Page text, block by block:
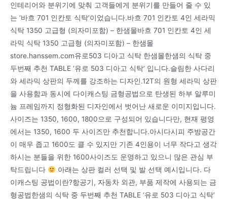
인테리어와 분위기에 맞춰 고객들에게 분위기를 만들어 줄 수 있
는 ‘바흐 701 인칸토 식탁’이었습니다.바흐 701 인칸토 4인 세라믹
식탁 1350 고급형 (의자미포함) – 한샘몰바흐 701 인칸토 4인 세
라믹 식탁 1350 고급형 (의자미포함) – 한샘몰
store.hanssem.com유로503 디아고 식탁 한샘몰한샘의 식탁 중
두번째 추천 TABLE ‘유로 503 디아고 식탁’ 입니다.슬림한 사다리
와 세라믹 상판의 두께를 강조하는 디자인.12T의 원형 세라믹 상판
을 사용함과 동시에 다이캐스팅 금형공법으로 탄생된 하부 알루미
늄 프레임까지 정형화된 디자인에서 벗어난 새로운 이미지입니다.
사이즈는 1350, 1600, 1800으로 구성되어 있습니다만, 현재 평영
에서는 1350, 1600 두 사이즈만 추천합니다.아시다시피 주방공간
이 매우 좁고 1600도 클 수 있지만 기존 4인용이 너무 작다고 생각
하시는 분들을 위한 1600사이즈도 운영하고 있으니 많은 관심 부
탁드립니다
아래는 상판 컬러 선택 및 발 선택 예시입니다. 다
이캐스팅 공법이란?항공기, 자동차 외관, 부품 제작에 사용되는 금
형공법한샘의 식탁 중 두번째 추천 TABLE ‘유로 503 디아고 식탁’